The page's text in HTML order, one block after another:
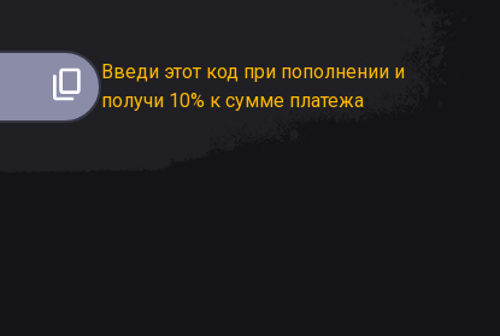
Введи этот код при пополнении и
получи 10% к сумме платежа